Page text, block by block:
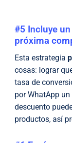
#5 Incluye
próxima
Esta estrategia
cosas: lograr
tasa de
por WhatApp
descuento
productos, así